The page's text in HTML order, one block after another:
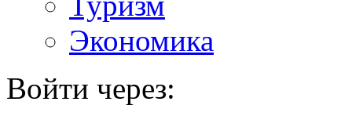
Экономика
Войти через: